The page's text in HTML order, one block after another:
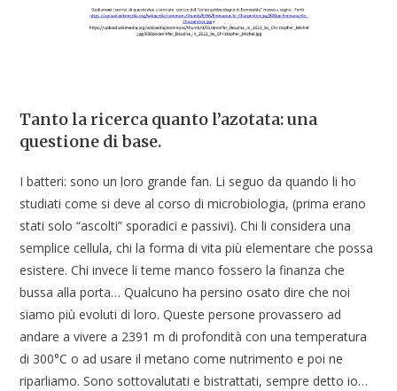
Tanto la ricerca quanto l’azotata: una
questione di base.
I batteri: sono un loro grande fan. Li seguo da quando li ho
studiati come si deve al corso di microbiologia, (prima erano
stati solo “ascolti” sporadici e passivi). Chi li considera una
semplice cellula, chi la forma di vita più elementare che possa
esistere. Chi invece li teme manco fossero la finanza che
bussa alla porta… Qualcuno ha persino osato dire che noi
siamo più evoluti di loro. Queste persone provassero ad
andare a vivere a 2391 m di profondità con una temperatura
di 300°C o ad usare il metano come nutrimento e poi ne
riparliamo. Sono sottovalutati e bistrattati, sempre detto io…